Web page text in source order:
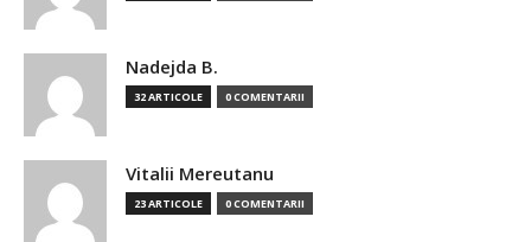
Nadejda B.
32 ARTICOLE 0 COMENTARII
Vitalii Mereutanu
23 ARTICOLE 0 COMENTARII